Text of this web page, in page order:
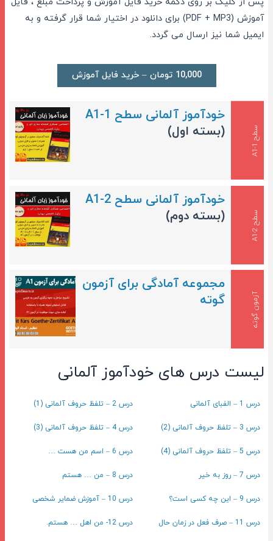
آموزش (PDF + MP3) برای دانلود در اختیار شما قرار گرفته و به
ایمیل شما نیز ارسال می گردد.
10,000 تومان – خرید فایل آموزش
س
ط
ح
A
1
-
1
خودآموز آلمانی سطح A1-1
(بسته اول)
س
ط
ح
A
1
-
2
خودآموز آلمانی سطح A1-2
(بسته دوم)
آزمون گوته
مجموعه آمادگی برای آزمون
گوته
لیست درس های خودآموز آلمانی
درس 1 – الفبای آلمانی درس 2 – تلفظ حروف آلمانی (1)
درس 3 – تلفظ حروف آلمانی (2) درس 4 – تلفظ حروف آلمانی (3)
درس 5 – تلفظ حروف آلمانی (4) درس 6 – اسم من هست …
درس 7 – روز به خیر درس 8 – من … هستم
درس 9 – این چه کسی است؟ درس 10 – آموزش ضمایر شخصی
درس 11 – صرف فعل در زمان حال درس 12- من اهل … هستم.